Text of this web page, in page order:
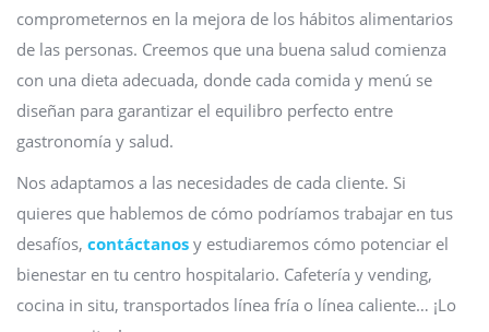
comprometernos en la mejora de los hábitos alimentarios
de las personas. Creemos que una buena salud comienza
con una dieta adecuada, donde cada comida y menú se
diseñan para garantizar el equilibro perfecto entre
gastronomía y salud.
Nos adaptamos a las necesidades de cada cliente. Si
quieres que hablemos de cómo podríamos trabajar en tus
desafíos, contáctanos y estudiaremos cómo potenciar el
bienestar en tu centro hospitalario. Cafetería y vending,
cocina in situ, transportados línea fría o línea caliente… ¡Lo